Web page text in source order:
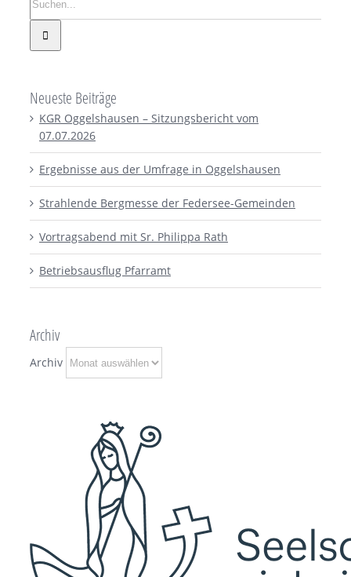
Neueste Beiträge
KGR Oggelshausen – Sitzungsbericht vom
07.07.2026
Ergebnisse aus der Umfrage in Oggelshausen
Strahlende Bergmesse der Federsee-Gemeinden
Vortragsabend mit Sr. Philippa Rath
Betriebsausflug Pfarramt
Archiv
Archiv